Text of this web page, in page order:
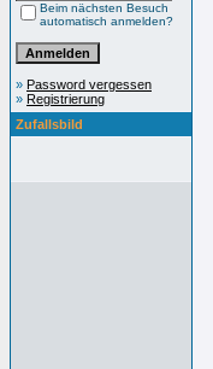
Beim nächsten Besuch
automatisch anmelden?
» Password vergessen
» Registrierung
Zufallsbild